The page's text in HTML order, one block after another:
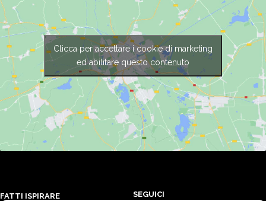
Clicca per accettare i cookie di marketing
ed abilitare questo contenuto
FATTI ISPIRARE SEGUICI